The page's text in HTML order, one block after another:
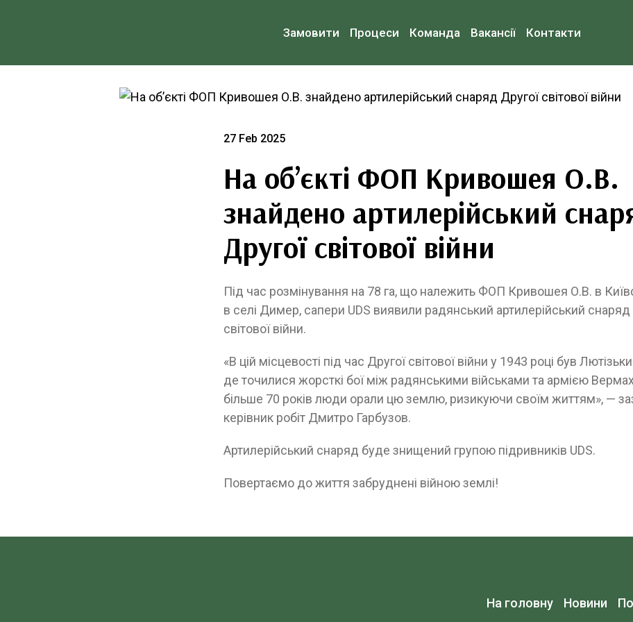
Замовити Процеси Команда Вакансії Контакти
27 Feb 2025
На об’єкті ФОП Кривошея О.В.
знайдено артилерійський
Другої світової війни
Під час розмінування на 78 га, що належить ФОП Кривошея О.В. в
в селі Димер, сапери UDS виявили радянський артилерійський снаряд
світової війни.
«В цій місцевості під час Другої світової війни у 1943 році був
де точилися жорсткі бої між радянськими військами та армією
більше 70 років люди орали цю землю, ризикуючи своїм життям», —
керівник робіт Дмитро Гарбузов.
Артилерійський снаряд буде знищений групою підривників UDS.
Повертаємо до життя забруднені війною землі!
На головну Новини